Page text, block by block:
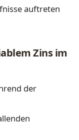
auftreten
Zins im
der